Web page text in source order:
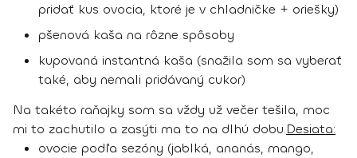
pridať kus ovocia, ktoré je v chladničke + oriešky)
pšenová kaša na rôzne spôsoby
kupovaná instantná kaša (snažila som sa vyberať
také, aby nemali pridávaný cukor)
Na takéto raňajky som sa vždy už večer tešila, moc
mi to zachutilo a zasýti ma to na dlhú dobu.Desiata:
ovocie podľa sezóny (jablká, ananás, mango,